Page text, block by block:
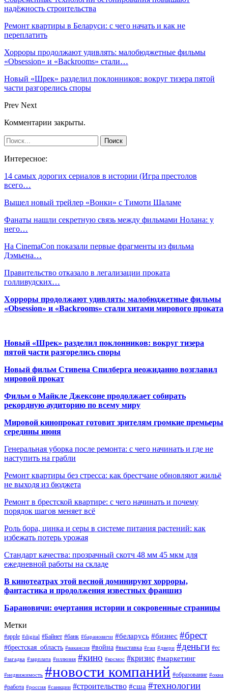
надёжность строительства
Ремонт квартиры в Беларуси: с чего начать и как не
переплатить
Хорроры продолжают удивлять: малобюджетные фильмы
«Obsession» и «Backrooms» стали…
Новый «Шрек» разделил поклонников: вокруг тизера пятой
части разгорелись споры
Prev Next
Комментарии закрыты.
Интересное:
14 самых дорогих сериалов в истории (Игра престолов
всего…
Вышел новый трейлер «Вонки» с Тимоти Шаламе
Фанаты нашли секретную связь между фильмами Нолана: у
него…
На CinemaCon показали первые фрагменты из фильма
Дэмьена…
Правительство отказало в легализации проката
голливудских…
Хорроры продолжают удивлять: малобюджетные фильмы
«Obsession» и «Backrooms» стали хитами мирового проката
Новый «Шрек» разделил поклонников: вокруг тизера
пятой части разгорелись споры
Новый фильм Стивена Спилберга неожиданно возглавил
мировой прокат
Фильм о Майкле Джексоне продолжает собирать
рекордную аудиторию по всему миру
Мировой кинопрокат готовит зрителям громкие премьеры
середины июня
Генеральная уборка после ремонта: с чего начинать и где не
наступить на грабли
Ремонт квартиры без стресса: как брестчане обновляют жильё
не выходя из бюджета
Ремонт в брестской квартире: с чего начинать и почему
порядок шагов меняет всё
Роль бора, цинка и серы в системе питания растений: как
избежать потерь урожая
Стандарт качества: прозрачный скотч 48 мм 45 мкм для
ежедневной работы на складе
В кинотеатрах этой весной доминируют хорроры,
фантастика и продолжения известных франшиз
Барановичи: очертания истории и сокровенные страницы
Метки
#apple #digital #Байнет #банк #барановичи #беларусь #бизнес #брест
#брестская_область #вакансия #война #выставка #гаи #двери #деньги #ес
#загадка #зарплата #иллюзия #кино #космос #кризис #маркетинг
#недвижимость #новости компаний #образование #окна
#работа #россия #санкции #строительство #сша #технологии